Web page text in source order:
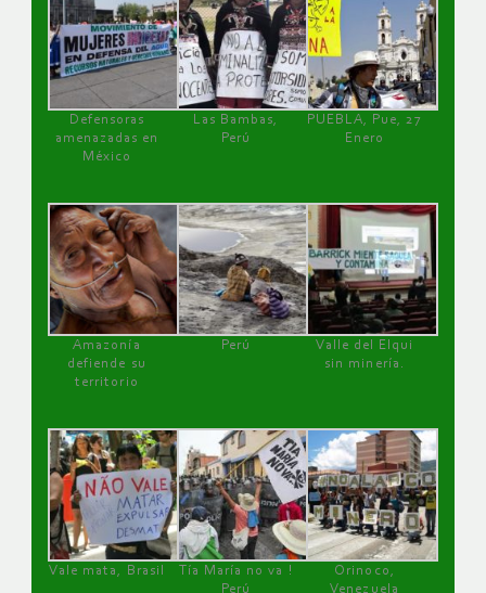
Defensoras
amenazadas en
México
Las Bambas,
Perú
PUEBLA, Pue, 27
Enero
Amazonía
defiende su
territorio
Perú
Valle del Elqui
sin minería.
Vale mata, Brasil
Tía María no va !
Perú
Orinoco,
Venezuela